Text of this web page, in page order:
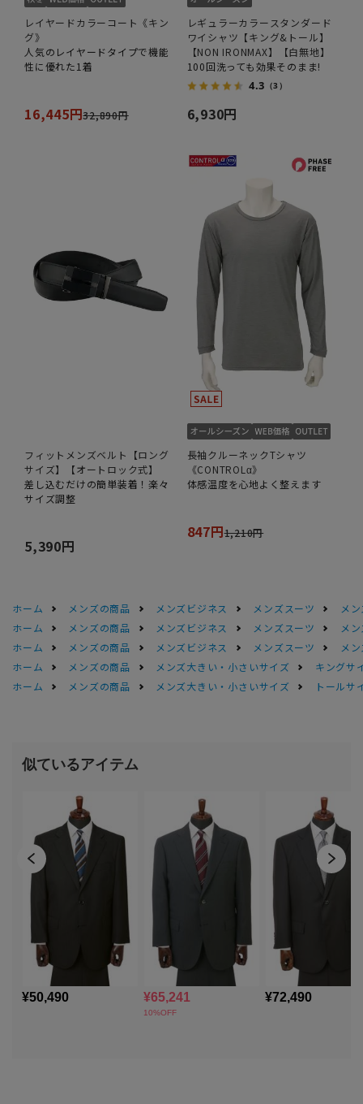
レイヤードカラーコート《キン
グ》
人気のレイヤードタイプで機能
性に優れた1着
16,445円32,890円
レギュラーカラースタンダード
ワイシャツ【キング&トール】
【NON IRONMAX】【白無地】
100回洗っても効果そのまま!
4.3 （3）
6,930円
フィットメンズベルト【ロング
サイズ】【オートロック式】
差し込むだけの簡単装着！楽々
サイズ調整
5,390円
長袖クルーネックTシャツ
《CONTROLα》
体感温度を心地よく整えます
847円1,210円
ホーム メンズの商品 メンズビジネス メンズスーツ
メ
ホーム
メンズの商品 メンズビジネス メンズスーツ
メ
ホーム
メンズの商品 メンズビジネス メンズスーツ
メ
ホーム
メンズの商品 メンズ大きい・小さいサイズ
キングサ
ホーム
メンズの商品 メンズ大きい・小さいサイズ トールサ